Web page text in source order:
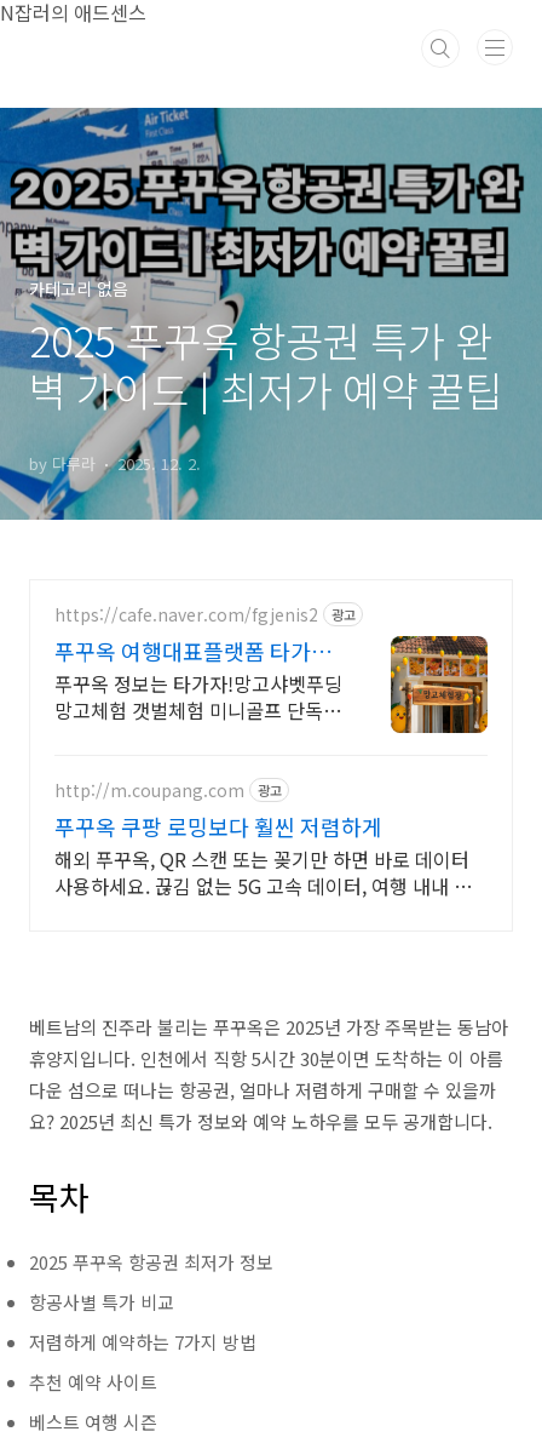
본문 바로가기
N잡러의 애드센스
카테고리 없음
2025 푸꾸옥 항공권 특가 완
벽 가이드 | 최저가 예약 꿀팁
by 다루라 2025. 12. 2.
https://cafe.naver.com/fgjenis2 광고
푸꾸옥 여행대표플랫폼 타가자
망고무제한뷔페 망고푸딩만들
기
푸꾸옥 정보는 타가자!망고샤벳푸딩
망고체험 갯벌체험 미니골프 단독호
http://m.coupang.com 광고
푸꾸옥 쿠팡 로밍보다 훨씬 저렴하게
해외 푸꾸옥, QR 스캔 또는 꽂기만 하면 바로 데이터
사용하세요. 끊김 없는 5G 고속 데이터, 여행 내내 지
베트남의 진주라 불리는 푸꾸옥은 2025년 가장 주목받는 동남아
휴양지입니다. 인천에서 직항 5시간 30분이면 도착하는 이 아름
다운 섬으로 떠나는 항공권, 얼마나 저렴하게 구매할 수 있을까
요? 2025년 최신 특가 정보와 예약 노하우를 모두 공개합니다.
목차
2025 푸꾸옥 항공권 최저가 정보
항공사별 특가 비교
저렴하게 예약하는 7가지 방법
추천 예약 사이트
베스트 여행 시즌